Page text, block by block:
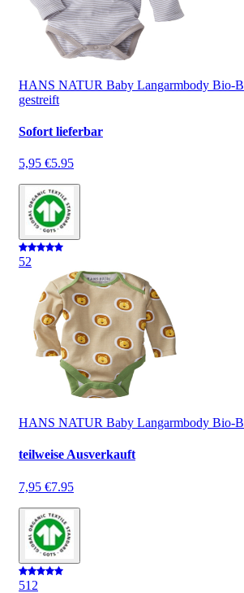
HANS NATUR Baby Langarmbody Bio-
gestreift
Sofort lieferbar
5,95 €5.95
52
HANS NATUR Baby Langarmbody Bio-
teilweise Ausverkauft
7,95 €7.95
512